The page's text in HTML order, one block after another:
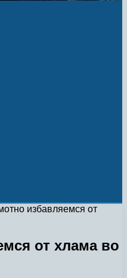
избавляемся от
от хлама во